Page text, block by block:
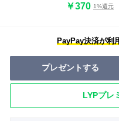
￥370 1%還元
PayPay決済が利
プレゼントする
LYPプレ